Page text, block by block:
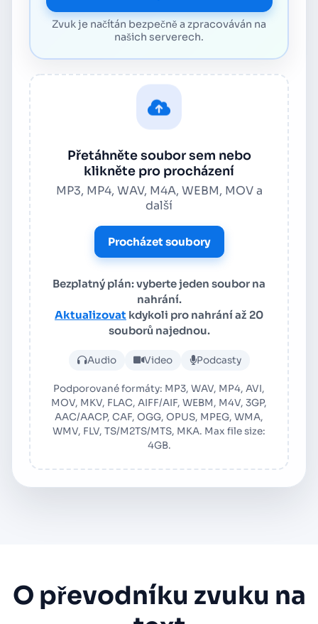
Zvuk je načítán bezpečně a zpracováván na
našich serverech.
Přetáhněte soubor sem nebo
klikněte pro procházení
MP3, MP4, WAV, M4A, WEBM, MOV a
další
Procházet soubory
Bezplatný plán: vyberte jeden soubor na
nahrání.
Aktualizovat kdykoli pro nahrání až 20
souborů najednou.
Nahrajte audio nebo video
Audio Video Podcasty
Podporované formáty: MP3, WAV, MP4, AVI,
MOV, MKV, FLAC, AIFF/AIF, WEBM, M4V, 3GP,
AAC/AACP, CAF, OGG, OPUS, MPEG, WMA,
WMV, FLV, TS/M2TS/MTS, MKA. Max file size:
4GB.
O převodníku zvuku na